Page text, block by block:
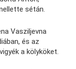
sétán.
Vasziljevna
és az
a kölyköket.